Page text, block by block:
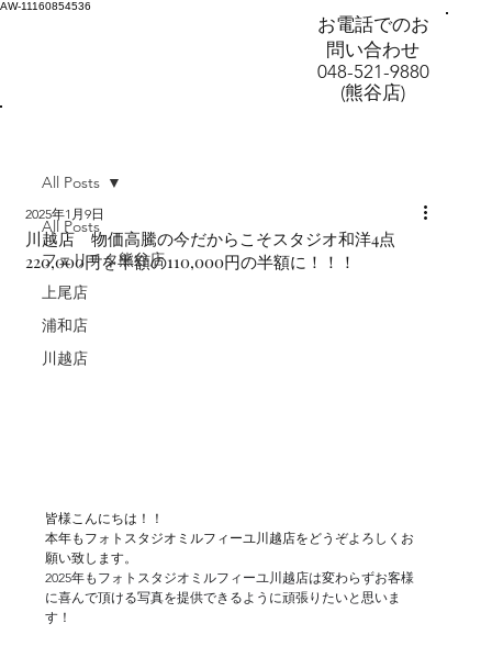
AW-11160854536
お電話でのお
問い合わせ
048-521-9880
(熊谷店)
All Posts
フェリチタ熊谷店
上尾店
浦和店
川越店
All Posts
川越店 物価高騰の今だからこそスタジオ和洋4点
220,000円を半額の110,000円の半額に！！！
2025年1月9日
皆様こんにちは！！
本年もフォトスタジオミルフィーユ川越店をどうぞよろしくお
願い致します。
2025年もフォトスタジオミルフィーユ川越店は変わらずお客様
に喜んで頂ける写真を提供できるように頑張りたいと思いま
す！